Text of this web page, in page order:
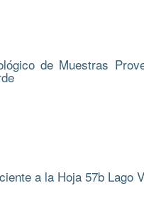
de Muestras
a la Hoja 57b Lago